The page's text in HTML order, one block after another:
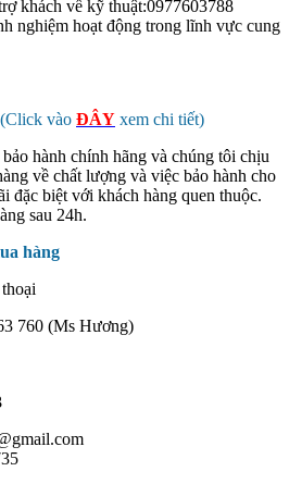
khách về kỹ thuật:0977603788
nghiệm hoạt động trong lĩnh vực cung
(Click vào ĐÂY xem chi tiết)
hành chính hãng và chúng tôi chịu
về chất lượng và việc bảo hành cho
đặc biệt với khách hàng quen thuộc.
sau 24h.
hàng
760 (Ms Hương)